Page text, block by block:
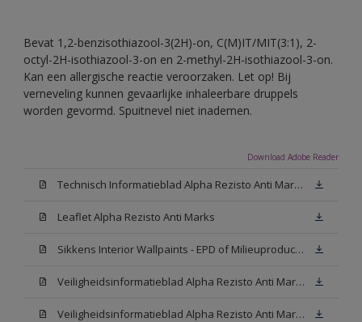
Bevat 1,2-benzisothiazool-3(2H)-on, C(M)IT/MIT(3:1), 2-
octyl-2H-isothiazool-3-on en 2-methyl-2H-isothiazool-3-on.
Kan een allergische reactie veroorzaken. Let op! Bij
verneveling kunnen gevaarlijke inhaleerbare druppels
worden gevormd. Spuitnevel niet inademen.
Download Adobe Reader
Technisch Informatieblad Alpha Rezisto Anti Marks (PDF)
Leaflet Alpha Rezisto Anti Marks
Sikkens Interior Wallpaints - EPD of Milieuproductverklaring
Veiligheidsinformatieblad Alpha Rezisto Anti Marks Mat White W05 (MSDS)
Veiligheidsinformatieblad Alpha Rezisto Anti Marks Mat N00 (MSDS)